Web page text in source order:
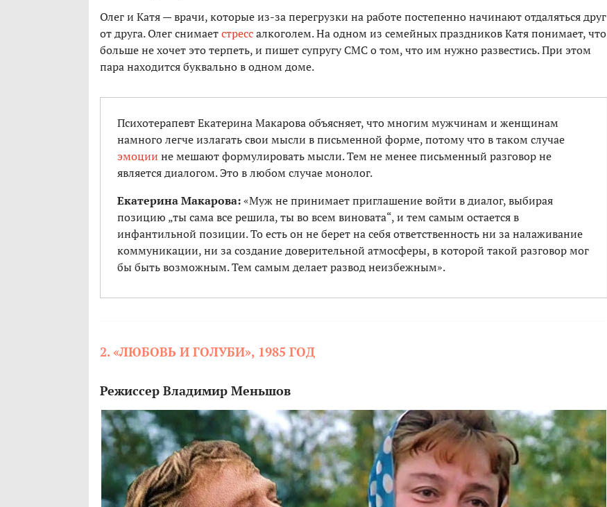
Олег и Катя — врачи, которые из-за перегрузки на работе постепенно начинают отдаляться друг
от друга. Олег снимаетстрессалкоголем. На одном из семейных праздников Катя понимает, что
больше не хочет это терпеть, и пишет супругу СМС о том, что им нужно развестись. При этом
пара находится буквально в одном доме.
Психотерапевт Екатерина Макарова объясняет, что многим мужчинам и женщинам
намного легче излагать свои мысли в письменной форме, потому что в таком случае
эмоции не мешают формулировать мысли. Тем не менее письменный разговор не
является диалогом. Это в любом случае монолог.
Екатерина Макарова:«Муж не принимает приглашение войти в диалог, выбирая
позицию „ты сама все решила, ты во всем виновата“, и тем самым остается в
инфантильной позиции. То есть он не берет на себя ответственность ни за налаживание
коммуникации, ни за создание доверительной атмосферы, в которой такой разговор мог
бы быть возможным. Тем самым делает развод неизбежным».
2. «ЛЮБОВЬ И ГОЛУБИ», 1985 ГОД
Режиссер Владимир Меньшов